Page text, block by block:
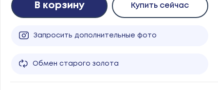
В корзину Купить сейчас
Запросить дополнительные фото
Обмен старого золота